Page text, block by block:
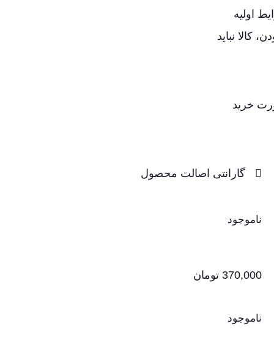
اولیه
کالا نباید
خرید
گارانتی اصالت محصول
ناموجود
370,000 تومان
ناموجود